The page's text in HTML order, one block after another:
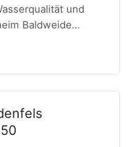
und
Baldweide…